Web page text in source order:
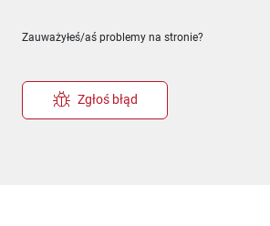
Zauważyłeś/aś problemy na stronie?
Zgłoś błąd